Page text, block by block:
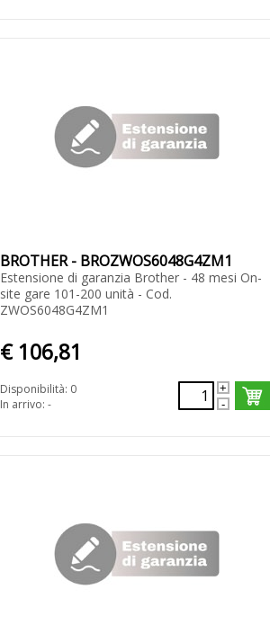
BROTHER - BROZWOS6048G4ZM1
Estensione di garanzia Brother - 48 mesi On-
site gare 101-200 unità - Cod.
ZWOS6048G4ZM1
€ 106,81
Disponibilità: 0
In arrivo: -